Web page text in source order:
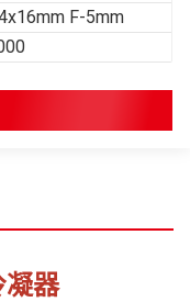
F-5mm
凝器